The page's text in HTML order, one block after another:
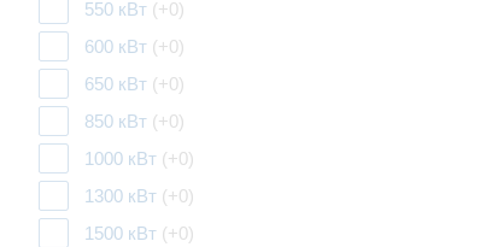
550 кВт (+0)
600 кВт (+0)
650 кВт (+0)
850 кВт (+0)
1000 кВт (+0)
1300 кВт (+0)
1500 кВт (+0)